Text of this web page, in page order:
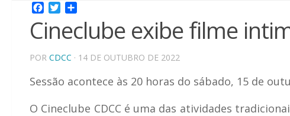
Facebook
Twitter
Cineclube exibe filme
POR CDCC · 14 DE OUTUBRO DE 2022
Sessão acontece às 20 horas do sábado, 15 de
O Cineclube CDCC é uma das atividades